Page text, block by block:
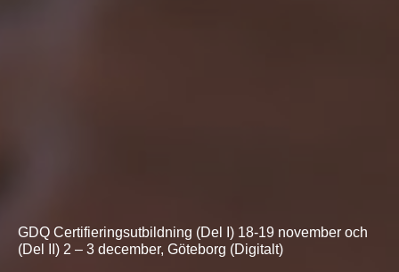
GDQ Certifieringsutbildning (Del I) 18-19 november och
(Del II) 2 – 3 december, Göteborg (Digitalt)